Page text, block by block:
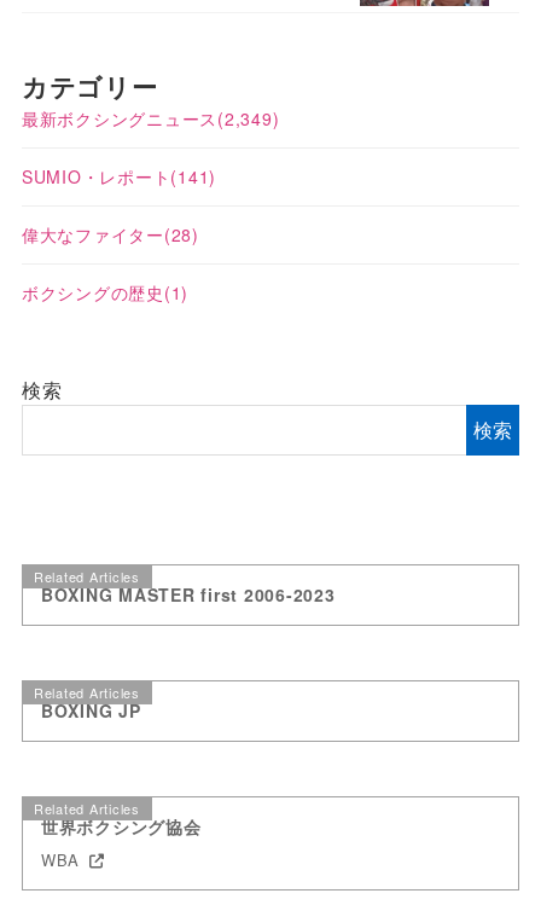
カテゴリー
最新ボクシングニュース (2,349)
SUMIO・レポート (141)
偉大なファイター(28)
ボクシングの歴史 (1)
検索
検索
Related Articles
BOXING MASTER first 2006-2023
Related Articles
BOXING JP
Related Articles
世界ボクシング協会
WBA